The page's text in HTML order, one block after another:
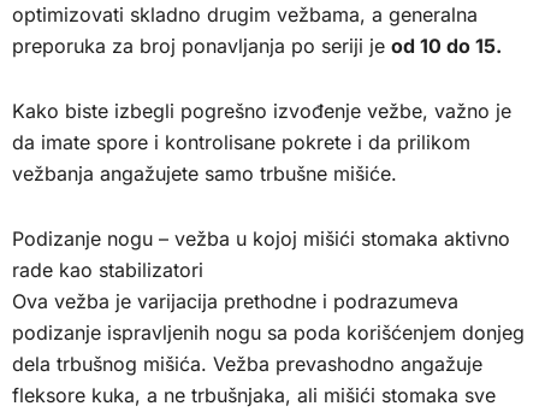
optimizovati skladno drugim vežbama, a generalna
preporuka za broj ponavljanja po seriji je od 10 do 15.
Kako biste izbegli pogrešno izvođenje vežbe, važno je
da imate spore i kontrolisane pokrete i da prilikom
vežbanja angažujete samo trbušne mišiće.
Podizanje nogu – vežba u kojoj mišići stomaka aktivno
rade kao stabilizatori
Ova vežba je varijacija prethodne i podrazumeva
podizanje ispravljenih nogu sa poda korišćenjem donjeg
dela trbušnog mišića. Vežba prevashodno angažuje
fleksore kuka, a ne trbušnjaka, ali mišići stomaka sve